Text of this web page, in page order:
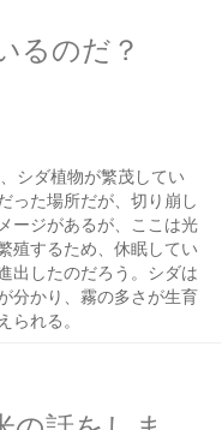
るのだ？
シダ植物が繁茂してい
った場所だが、切り崩し
ージがあるが、ここは光
殖するため、休眠してい
出したのだろう。シダは
分かり、霧の多さが生育
られる。